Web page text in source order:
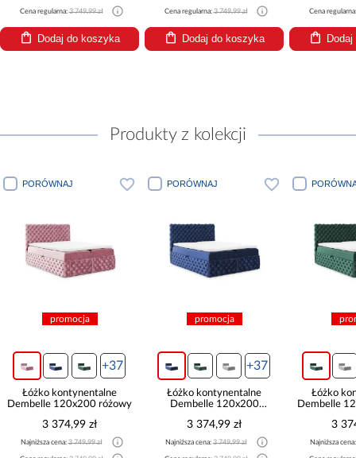
Cena regularna:3 749,99 zł
Dodaj do koszyka
Cena regularna:3 749,99 zł
Dodaj do koszyka
Cena
Produkty z kolekcji
PORÓWNAJ
promocja
+37
Łóżko kontynentalne
Dembelle 120x200 różowy
3 374,99 zł
Najniższa cena:3 749,99 zł
PORÓWNAJ
promocja
+37
Łóżko kontynentalne
Dembelle 120x200
3 374,99 zł
Najniższa cena:3 749,99 zł
Łóżko
Dembelle
3
Najniższa